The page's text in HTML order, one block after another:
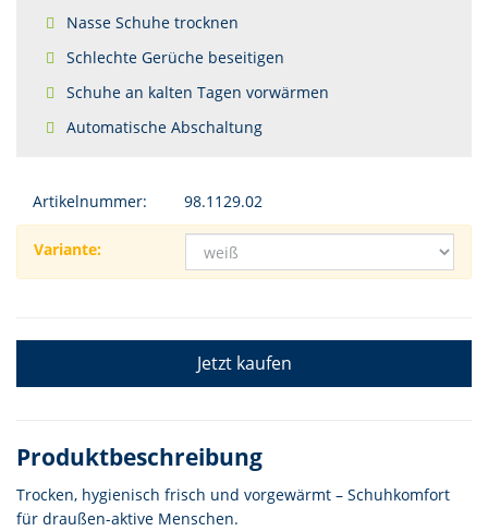
Nasse Schuhe trocknen
Schlechte Gerüche beseitigen
Schuhe an kalten Tagen vorwärmen
Automatische Abschaltung
Artikelnummer: 98.1129.02
Variante:
Jetzt kaufen
Produktbeschreibung
Trocken, hygienisch frisch und vorgewärmt – Schuhkomfort
für draußen-aktive Menschen.